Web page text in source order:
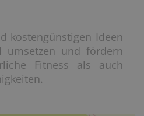
kostengünstigen Ideen
umsetzen und fördern
Fitness als auch